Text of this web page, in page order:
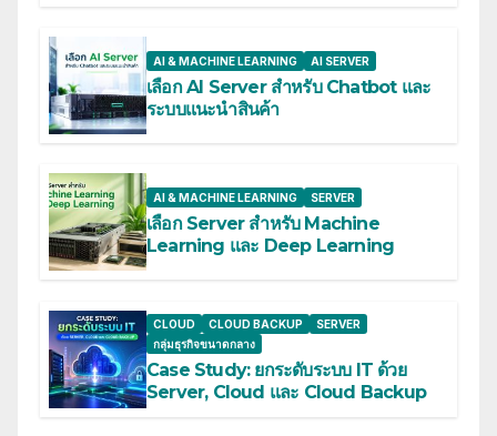
AI & MACHINE LEARNING AI SERVER
เลือก AI Server สำหรับ Chatbot และ
ระบบแนะนำสินค้า
AI & MACHINE LEARNING SERVER
เลือก Server สำหรับ Machine
Learning และ Deep Learning
CLOUD CLOUD BACKUP
SERVER
กลุ่มธุรกิจขนาดกลาง
Case Study: ยกระดับระบบ IT ด้วย
Server, Cloud และ Cloud Backup